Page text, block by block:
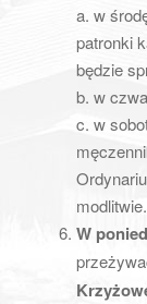
a. w
patronki
będzie
b. w
c. w
modlitwie.
W